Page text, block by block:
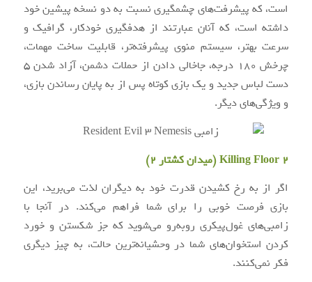
است، که پیشرفت‌های چشمگیری نسبت به دو نسخه پیشین خود
داشته است، که آنان عبارتند از هدفگیری خودکار، گرافیک و
سرعت بهتر، سیستم منوی پیشرفته‌تر، قابلیت ساخت مهمات،
چرخش ۱۸۰ درجه، جاخالی دادن از حملات دشمن، آزاد شدن ۵
دست لباس جدید و یک بازی کوتاه پس از به پایان رساندن بازی،
و ویژگی‌های دیگر.
Killing Floor 2 (میدان کشتار ۲)
اگر از به رخ کشیدن قدرت خود به دیگران لذت می‌برید، این
بازی فرصت خوبی را برای شما فراهم می‌کند. در آنجا با
زامبی‌های غول‌پیکری روبه‌رو می‌شوید که جز شکستن و خورد
کردن استخوان‌های شما در وحشیانه‌ترین حالت، به چیز دیگری
فکر نمی‌کنند.